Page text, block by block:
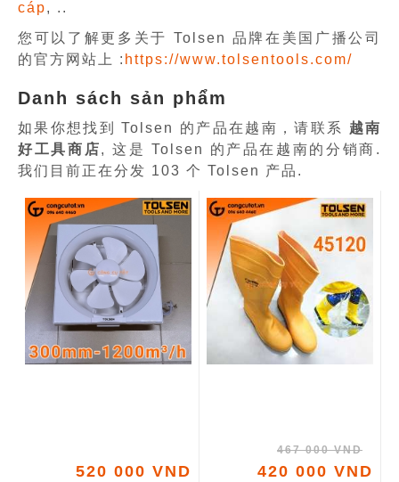
cáp, ..
您可以了解更多关于 Tolsen 品牌在美国广播公司
的官方网站上 : https://www.tolsentools.com/
Danh sách sản phẩm
如果你想找到 Tolsen 的产品在越南，请联系 越南
好工具商店, 这是 Tolsen 的产品在越南的分销商.
我们目前正在分发 103 个 Tolsen 产品.
520 000 VND
467 000 VND
420 000 VND